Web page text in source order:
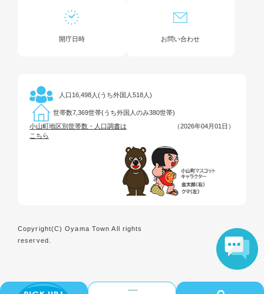
開庁日時 お問い合わせ
人口 16,498人(うち外国人518人)
世帯数7,369世帯(うち外国人のみ380世帯)
小山町地区別世帯数・人口調書は
こちら
（2026年04月01日）
Copyright(C) Oyama Town All rights
reserved.